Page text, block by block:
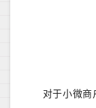
对于小微商